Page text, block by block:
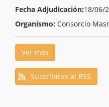
Fecha Adjudicación:18/06/
Organismo: Consorcio
Ver más
Suscribirse al RSS